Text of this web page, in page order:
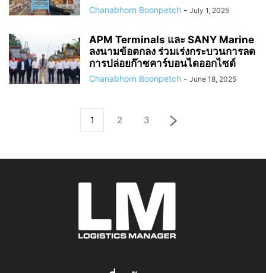
Chanabhorn Boonpetch - July 1, 2025
APM Terminals และ SANY Marine
ลงนามข้อตกลง ร่วมเร่งกระบวนการลด
การปล่อยก๊าซคาร์บอนไดออกไซด์
Chanabhorn Boonpetch - June 18, 2025
1 2 3